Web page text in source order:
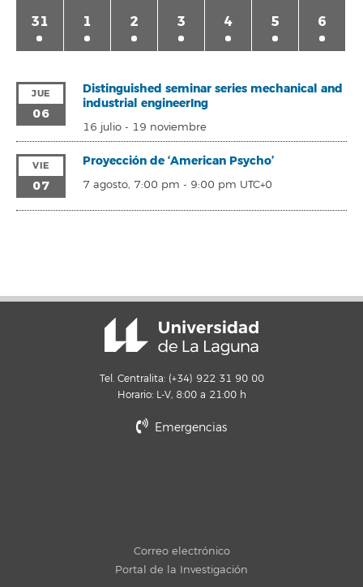
31 1 2 3 4 5 6
JUE
06
Distinguished seminar series mechanical and
industrial engineerIng
16 julio- 19 noviembre
VIE
07
Proyección de ‘American Psycho’
7 agosto, 7:00 pm - 9:00 pm UTC+0
Tel. Centralita: (+34) 922 31 90 00
Horario: L-V, 8:00 a 21:00 h
Emergencias
Correo electrónico
Portal de la Investigación